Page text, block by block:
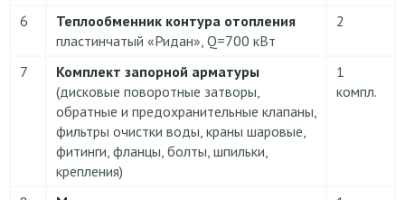
6
Теплообменник контура отопления
пластинчатый «Ридан», Q=700 кВт
2
7
Комплект запорной арматуры
(дисковые поворотные затворы,
обратные и предохранительные клапаны,
фильтры очистки воды, краны шаровые,
фитинги, фланцы, болты, шпильки,
крепления)
1
компл.